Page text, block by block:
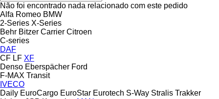
Não foi encontrado nada relacionado com este pedido
Alfa Romeo BMW
2-Series X-Series
Behr Bitzer Carrier Citroen
C-series
DAF
CF LF XF
Denso Eberspächer Ford
F-MAX Transit
IVECO
Daily EuroCargo EuroStar Eurotech S-Way Stralis Trakker